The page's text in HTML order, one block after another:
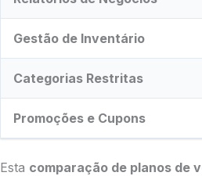
Gestão de Inventário
Categorias Restritas
Promoções e Cupons
Esta comparação de planos de